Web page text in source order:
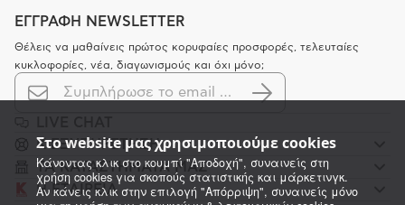
Στο website μας χρησιμοποιούμε cookies
Κάνοντας κλικ στο κουμπί "Αποδοχή", συναινείς στη
χρήση cookies για σκοπούς στατιστικής και μάρκετινγκ.
Αν κάνεις κλικ στην επιλογή "Απόρριψη", συναινείς μόνο
ΕΓΓΡΑΦΗ NEWSLETTER
Θέλεις να μαθαίνεις πρώτος κορυφαίες προσφορές, τελευταίες
κυκλοφορίες, νέα, διαγωνισμούς και όχι μόνο;
K ΕΞΥΠΗΡΕΤΗΣΗ
ΤΑ ΚΑΤΑΣΤΗΜΑΤΑ ΜΑΣ
Η ΕΤΑΙΡΕΙΑ